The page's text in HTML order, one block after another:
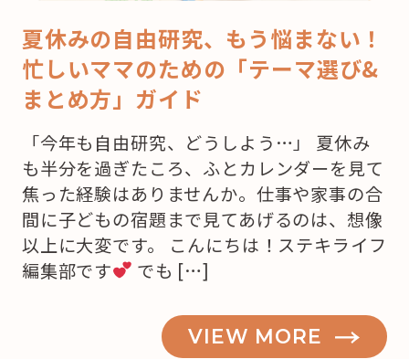
夏休みの自由研究、もう悩まない！
忙しいママのための「テーマ選び&
まとめ方」ガイド
「今年も自由研究、どうしよう…」 夏休み
も半分を過ぎたころ、ふとカレンダーを見て
焦った経験はありませんか。仕事や家事の合
間に子どもの宿題まで見てあげるのは、想像
以上に大変です。 こんにちは！ステキライフ
編集部です
でも […]
VIEW MORE